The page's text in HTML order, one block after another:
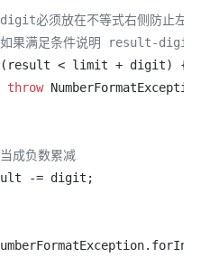
必须放在不等式右侧防止左侧溢
果满足条件说明 result-digit不会
(result < limit + digit) {
throw
成负数累减
-= digit;